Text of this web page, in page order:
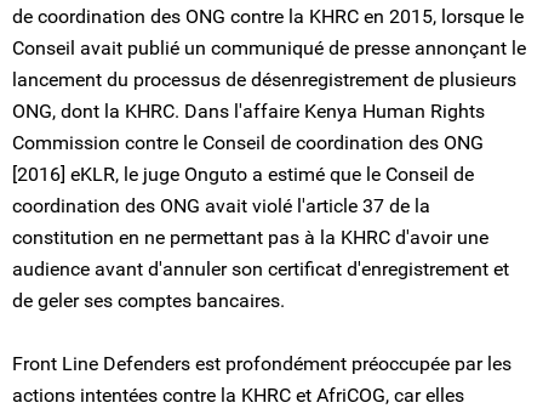
de coordination des ONG contre la KHRC en 2015, lorsque le
Conseil avait publié un communiqué de presse annonçant le
lancement du processus de désenregistrement de plusieurs
ONG, dont la KHRC. Dans l'affaire Kenya Human Rights
Commission contre le Conseil de coordination des ONG
[2016] eKLR, le juge Onguto a estimé que le Conseil de
coordination des ONG avait violé l'article 37 de la
constitution en ne permettant pas à la KHRC d'avoir une
audience avant d'annuler son certificat d'enregistrement et
de geler ses comptes bancaires.
Front Line Defenders est profondément préoccupée par les
actions intentées contre la KHRC et AfriCOG, car elles